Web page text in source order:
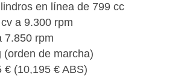
en línea de 799 cc
a 9.300 rpm
7.850 rpm
(orden de marcha)
€ (10,195 € ABS)